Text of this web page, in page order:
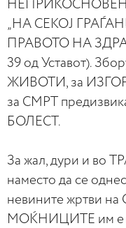
НЕПРИКОСНОВЕН“
„НА СЕКОЈ
ПРАВОТО НА
39 од Уставот).
ЖИВОТИ, за
за СМРТ
БОЛЕСТ.
За жал, дури и во
наместо да се
невините жртви
МОЌНИЦИТЕ им е